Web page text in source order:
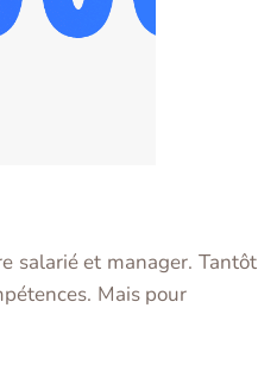
salarié et manager. Tantôt
Mais pour